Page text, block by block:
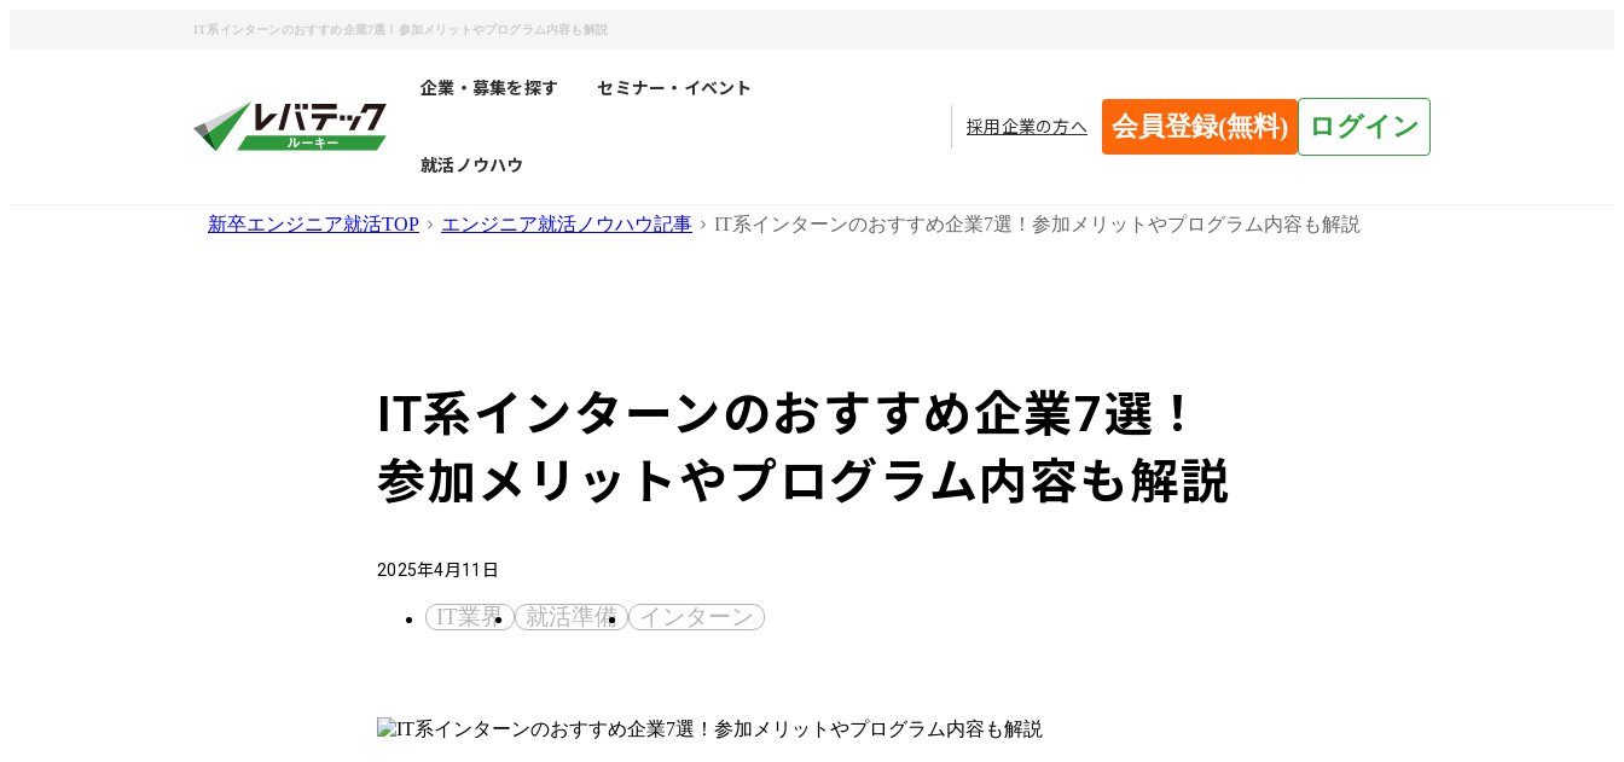
IT系インターンのおすすめ企業7選！参加メリットやプログラム内容も解説
企業・募集を探す セミナー・イベント
就活ノウハウ
採用企業の方へ 会員登録(無料) ログイン
新卒エンジニア就活TOP エンジニア就活ノウハウ記事 IT系インターンのおすすめ企業7選！参加メリットやプログラム内容も解説
IT系インターンのおすすめ企業7選！
参加メリットやプログラム内容も解説
2025年4月11日
IT業界 就活準備 インターン